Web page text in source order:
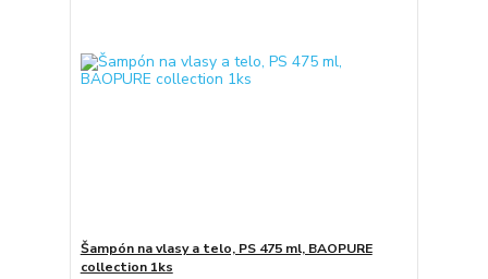
Šampón na vlasy a telo, PS 475 ml, BAOPURE
collection 1ks